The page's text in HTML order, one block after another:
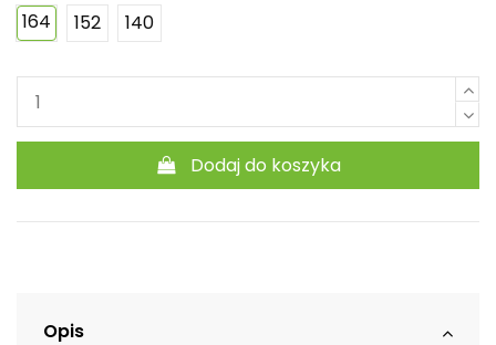
164
152 140
Dodaj do koszyka
Opis